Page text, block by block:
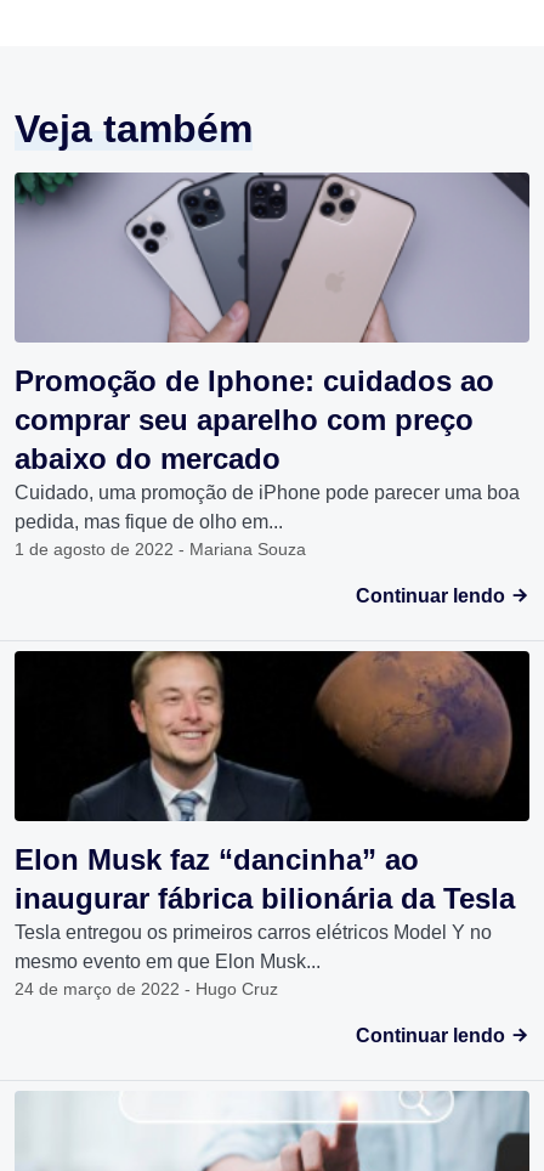
Veja também
Promoção de Iphone: cuidados ao
comprar seu aparelho com preço
abaixo do mercado
Cuidado, uma promoção de iPhone pode parecer uma boa
pedida, mas fique de olho em...
1 de agosto de 2022 - Mariana Souza
Continuar lendo
Elon Musk faz “dancinha” ao
inaugurar fábrica bilionária da Tesla
Tesla entregou os primeiros carros elétricos Model Y no
mesmo evento em que Elon Musk...
24 de março de 2022 - Hugo Cruz
Continuar lendo